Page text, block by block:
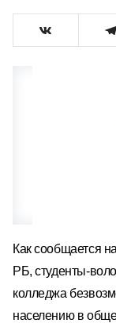
Как сообщается
РБ, студенты-
колледжа
населению в